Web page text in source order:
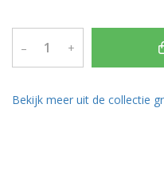
– +
Bekijk meer uit de collectie